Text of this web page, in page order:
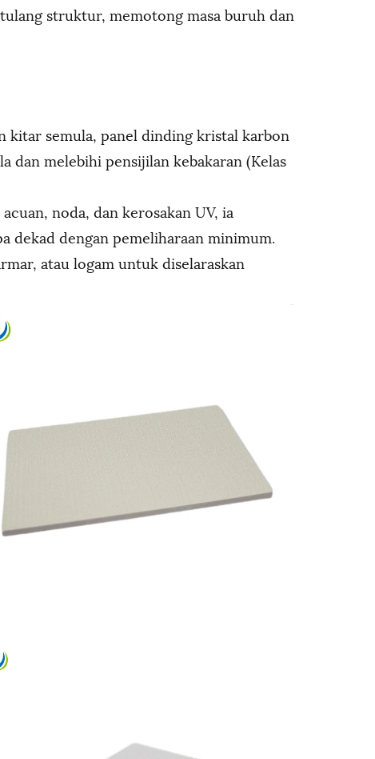
struktur, memotong masa buruh dan
kitar semula, panel dinding kristal karbon
dan melebihi pensijilan kebakaran (Kelas
noda, dan kerosakan UV, ia
dekad dengan pemeliharaan minimum.
atau logam untuk diselaraskan